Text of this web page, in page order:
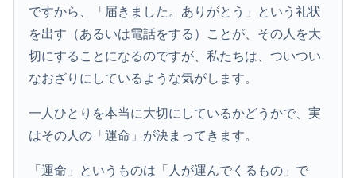
ですから、「届きました。ありがとう」という礼状
を出す（あるいは電話をする）ことが、その人を大
切にすることになるのですが、私たちは、ついつい
なおざりにしているような気がします。
一人ひとりを本当に大切にしているかどうかで、実
はその人の「運命」が決まってきます。
「運命」というものは「人が運んでくるもの」で